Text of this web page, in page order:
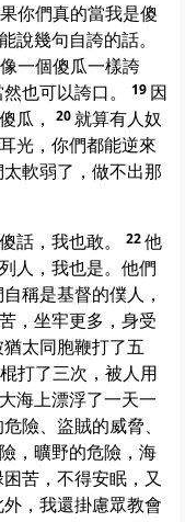
你們真的當我是傻
說幾句自誇的話。
一個傻瓜一樣誇
也可以誇口。 19 因
瓜，
20就算有人奴
光，你們都能逆來
軟弱了，做不出那
話，我也敢。
22他
人，我也是。他們
稱是基督的僕人，
，坐牢更多，身受
太同胞鞭打了五
打了三次，被人用
海上漂浮了一天一
險、盜賊的威脅、
，曠野的危險，海
苦，不得安眠，又
外，我還掛慮眾教會